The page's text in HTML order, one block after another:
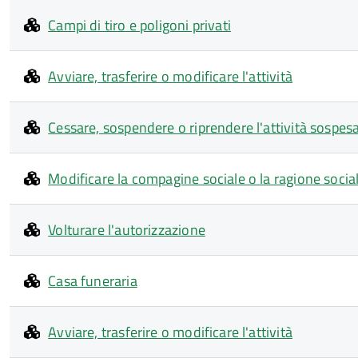
Campi di tiro e poligoni privati
Avviare, trasferire o modificare l'attività
Cessare, sospendere o riprendere l'attività
Modificare la compagine sociale o la ragione
Volturare l'autorizzazione
Casa funeraria
Avviare, trasferire o modificare l'attività